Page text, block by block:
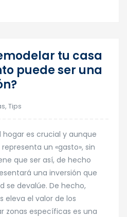
12
Jul
tu casa
puede ser una
,Tips
es crucial y aunque
un «gasto», sin
que ser así, de hecho
una inversión que
se devalúe. De hecho,
eleva el valor de los
zonas específicas es una